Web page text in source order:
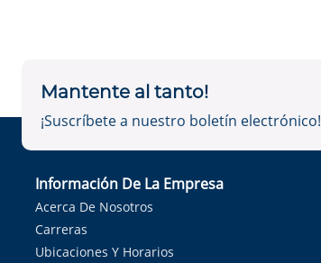
Mantente al tanto!
¡Suscríbete a nuestro boletín electrónico!
Información De La Empresa
Acerca De Nosotros
Carreras
Ubicaciones Y Horarios